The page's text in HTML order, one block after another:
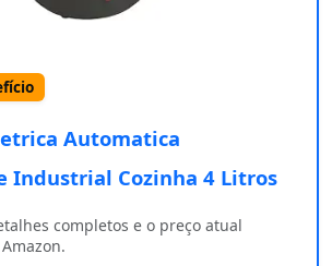
Automatica
Industrial Cozinha 4 Litros
completos e o preço atual